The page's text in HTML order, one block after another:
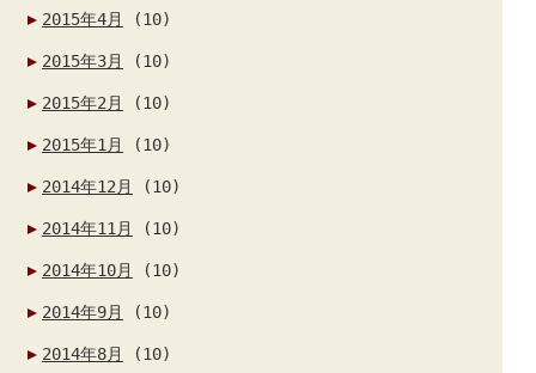
2015年4月 (10)
2015年3月 (10)
2015年2月 (10)
2015年1月 (10)
2014年12月 (10)
2014年11月 (10)
2014年10月 (10)
2014年9月 (10)
2014年8月 (10)